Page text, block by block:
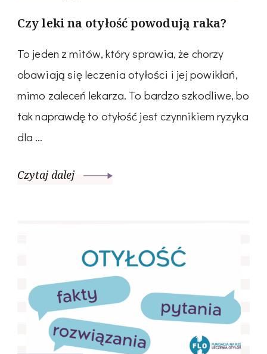
Czy leki na otyłość powodują raka?
To jeden z mitów, który sprawia, że chorzy
obawiają się leczenia otyłości i jej powikłań,
mimo zaleceń lekarza. To bardzo szkodliwe, bo
tak naprawdę to otyłość jest czynnikiem ryzyka
dla …
Czytaj dalej